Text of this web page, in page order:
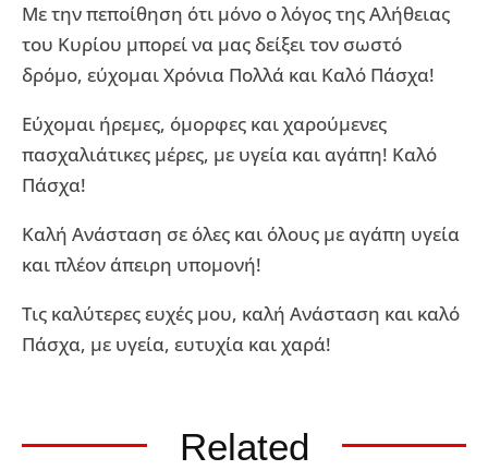
Με την πεποίθηση ότι μόνο ο λόγος της Αλήθειας
του Κυρίου μπορεί να μας δείξει τον σωστό
δρόμο, εύχομαι Χρόνια Πολλά και Καλό Πάσχα!
Εύχομαι ήρεμες, όμορφες και χαρούμενες
πασχαλιάτικες μέρες, με υγεία και αγάπη! Καλό
Πάσχα!
Καλή Ανάσταση σε όλες και όλους με αγάπη υγεία
και πλέον άπειρη υπομονή!
Τις καλύτερες ευχές μου, καλή Ανάσταση και καλό
Πάσχα, με υγεία, ευτυχία και χαρά!
Related